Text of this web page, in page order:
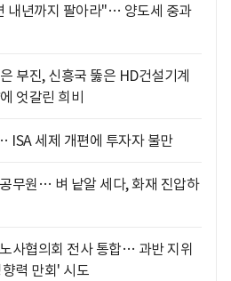
내년까지 팔아라"… 양도세 중과
부진, 신흥국 뚫은 HD건설기계
엇갈린 희비
ISA 세제 개편에 투자자 불만
무원… 벼 낱알 세다, 화재 진압하
사협의회 전사 통합… 과반 지위
력 만회' 시도